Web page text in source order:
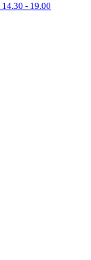
14.30 - 19.00